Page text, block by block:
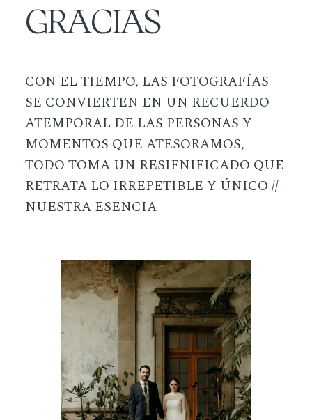
CON EL TIEMPO, LAS FOTOGRAFÍAS
SE CONVIERTEN EN UN RECUERDO
ATEMPORAL DE LAS PERSONAS Y
MOMENTOS QUE ATESORAMOS,
TODO TOMA UN RESIFNIFICADO QUE
RETRATA LO IRREPETIBLE Y ÚNICO //
NUESTRA ESENCIA
GRACIAS